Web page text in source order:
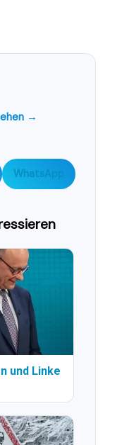
→
WhatsApp
und Linke